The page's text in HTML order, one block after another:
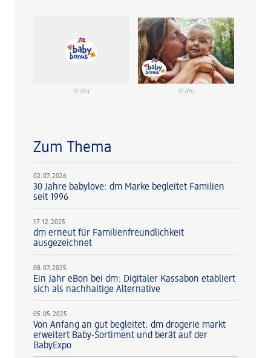
© dm © dm
Zum Thema
02.07.2026
30 Jahre babylove: dm Marke begleitet Familien
seit 1996
17.12.2025
dm erneut für Familienfreundlichkeit
ausgezeichnet
08.07.2025
Ein Jahr eBon bei dm: Digitaler Kassabon etabliert
sich als nachhaltige Alternative
05.05.2025
Von Anfang an gut begleitet: dm drogerie markt
erweitert Baby-Sortiment und berät auf der
BabyExpo